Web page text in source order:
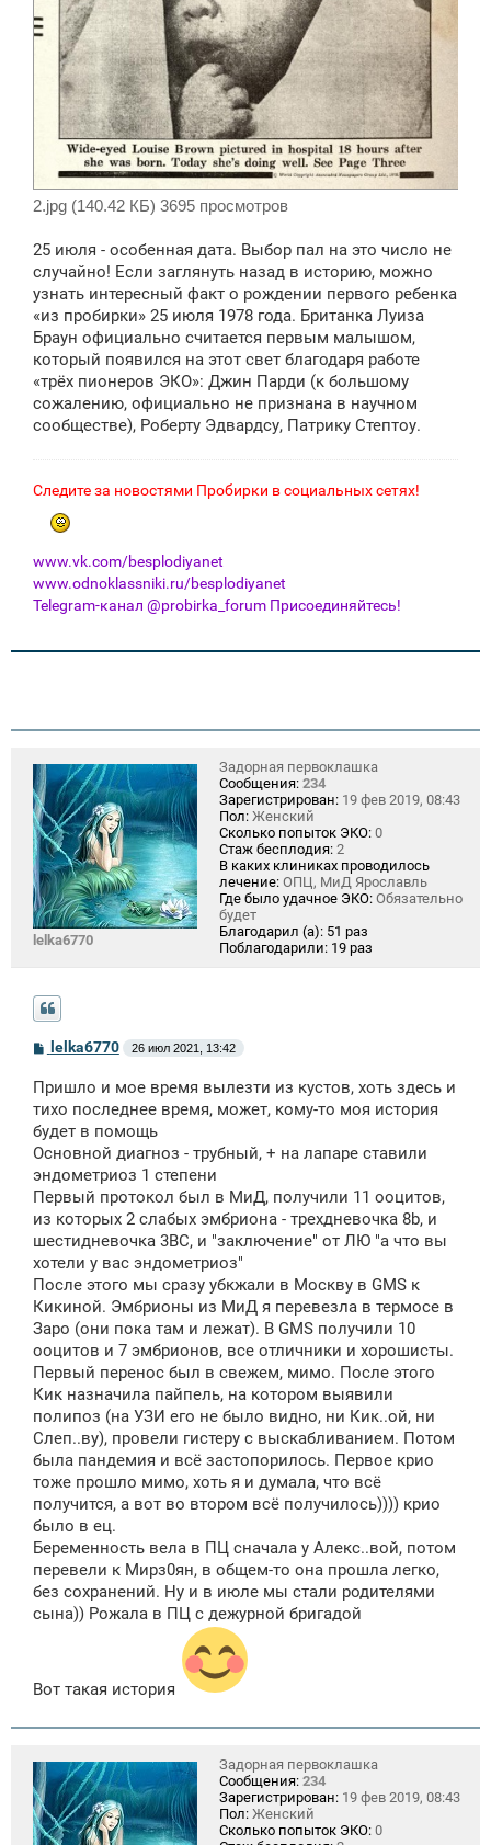
2.jpg (140.42 КБ) 3695 просмотров
25 июля - особенная дата. Выбор пал на это число не
случайно! Если заглянуть назад в историю, можно
узнать интересный факт о рождении первого ребенка
«из пробирки» 25 июля 1978 года. Британка Луиза
Браун официально считается первым малышом,
который появился на этот свет благодаря работе
«трёх пионеров ЭКО»: Джин Парди (к большому
сожалению, официально не признана в научном
сообществе), Роберту Эдвардсу, Патрику Стептоу.
Следите за новостями Пробирки в социальных сетях!
www.vk.com/besplodiyanet
www.odnoklassniki.ru/besplodiyanet
Telegram-канал @probirka_forum Присоединяйтесь!
lelka6770
Задорная первоклашка
Сообщения: 234
Зарегистрирован: 19 фев 2019, 08:43
Пол: Женский
Сколько попыток ЭКО: 0
Стаж бесплодия: 2
В каких клиниках проводилось
лечение: ОПЦ, МиД Ярославль
Где было удачное ЭКО: Обязательно
будет
Благодарил (а): 51 раз
Поблагодарили: 19 раз
С
о
б
щ
н
и
lelka6770 26 июл 2021, 13:42
Пришло и мое время вылезти из кустов, хоть здесь и
тихо последнее время, может, кому-то моя история
будет в помощь
Основной диагноз - трубный, + на лапаре ставили
эндометриоз 1 степени
Первый протокол был в МиД, получили 11 ооцитов,
из которых 2 слабых эмбриона - трехдневочка 8b, и
шестидневочка 3BC, и "заключение" от ЛЮ "а что вы
хотели у вас эндометриоз"
После этого мы сразу убкжали в Москву в GMS к
Кикиной. Эмбрионы из МиД я перевезла в термосе в
Заро (они пока там и лежат). В GMS получили 10
ооцитов и 7 эмбрионов, все отличники и хорошисты.
Первый перенос был в свежем, мимо. После этого
Кик назначила пайпель, на котором выявили
полипоз (на УЗИ его не было видно, ни Кик..ой, ни
Слеп..ву), провели гистеру с выскабливанием. Потом
была пандемия и всё застопорилось. Первое крио
тоже прошло мимо, хоть я и думала, что всё
получится, а вот во втором всё получилось)))) крио
было в ец.
Беременность вела в ПЦ сначала у Алекс..вой, потом
перевели к Мирз0ян, в общем-то она прошла легко,
без сохранений. Ну и в июле мы стали родителями
сына)) Рожала в ПЦ с дежурной бригадой
Вот такая история
Задорная первоклашка
Сообщения: 234
Зарегистрирован: 19 фев 2019, 08:43
Пол: Женский
Сколько попыток ЭКО: 0